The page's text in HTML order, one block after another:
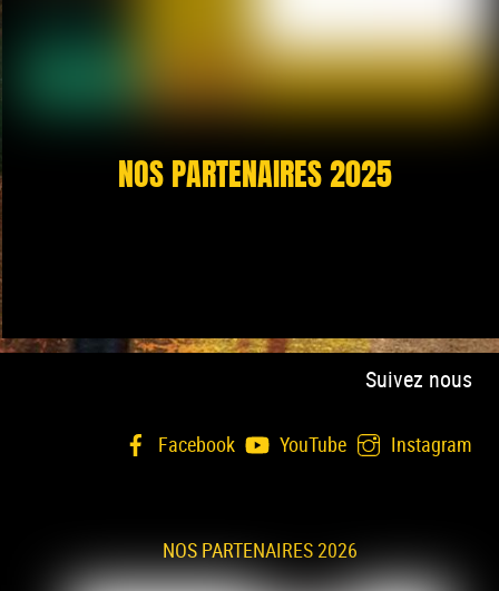
NOS PARTENAIRES 2025
Suivez nous
Facebook YouTube Instagram
NOS PARTENAIRES 2026